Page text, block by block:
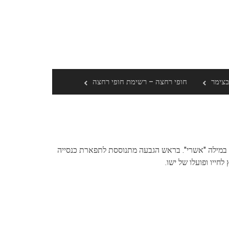
חופי רחצה – רשימת חופי רחצה
"אשרי". בראש הגבעה מתנוססת לתפארת כנסייה
ופועלו של ישו.